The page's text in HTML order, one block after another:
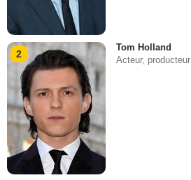
2
Tom Holland
Acteur, producteur